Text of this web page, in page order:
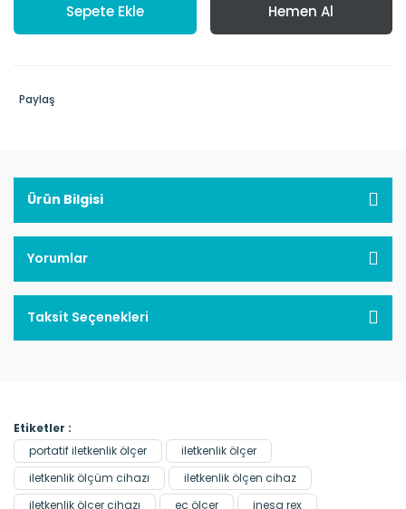
Sepete Ekle Hemen Al
Paylaş
Ürün Bilgisi
Yorumlar
Taksit Seçenekleri
Etiketler :
portatif iletkenlik ölçer
iletkenlik ölçer
iletkenlik ölçüm cihazı
iletkenlik ölçen cihaz
iletkenlik ölçer cihazı
ec ölçer inesa rex